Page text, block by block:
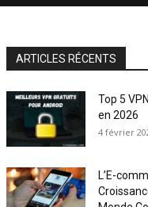
ARTICLES RÉCENTS
Top 5
en 2026
4 février
L’E-